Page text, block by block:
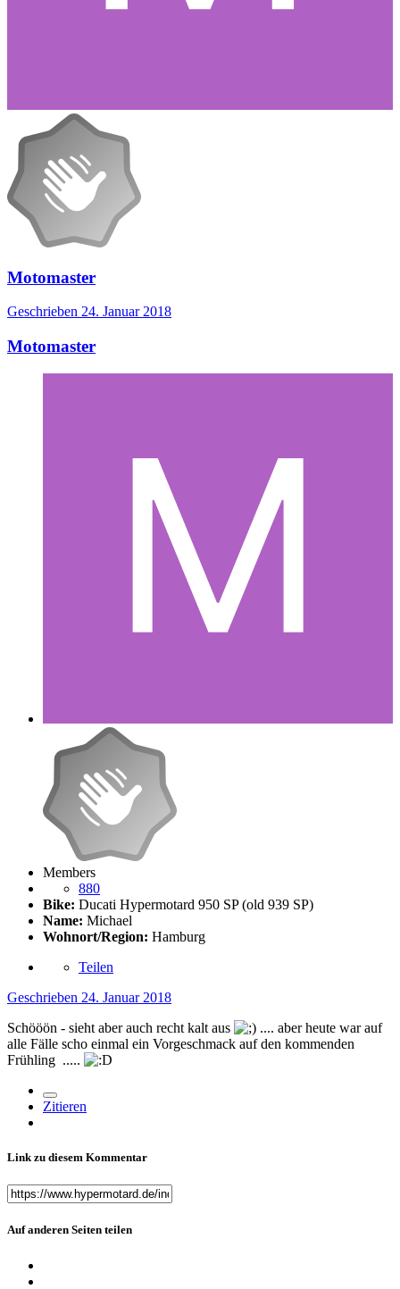
Motomaster
Geschrieben 24. Januar 2018
Motomaster
Members
880
Bike: Ducati Hypermotard 950 SP (old 939 SP)
Name: Michael
Wohnort/Region: Hamburg
Teilen
Geschrieben 24. Januar 2018
Schööön - sieht aber auch recht kalt aus
.... aber heute war auf
alle Fälle scho einmal ein Vorgeschmack auf den kommenden
Frühling .....
Zitieren
Link zu diesem Kommentar
Auf anderen Seiten teilen